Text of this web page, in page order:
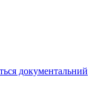
документальний